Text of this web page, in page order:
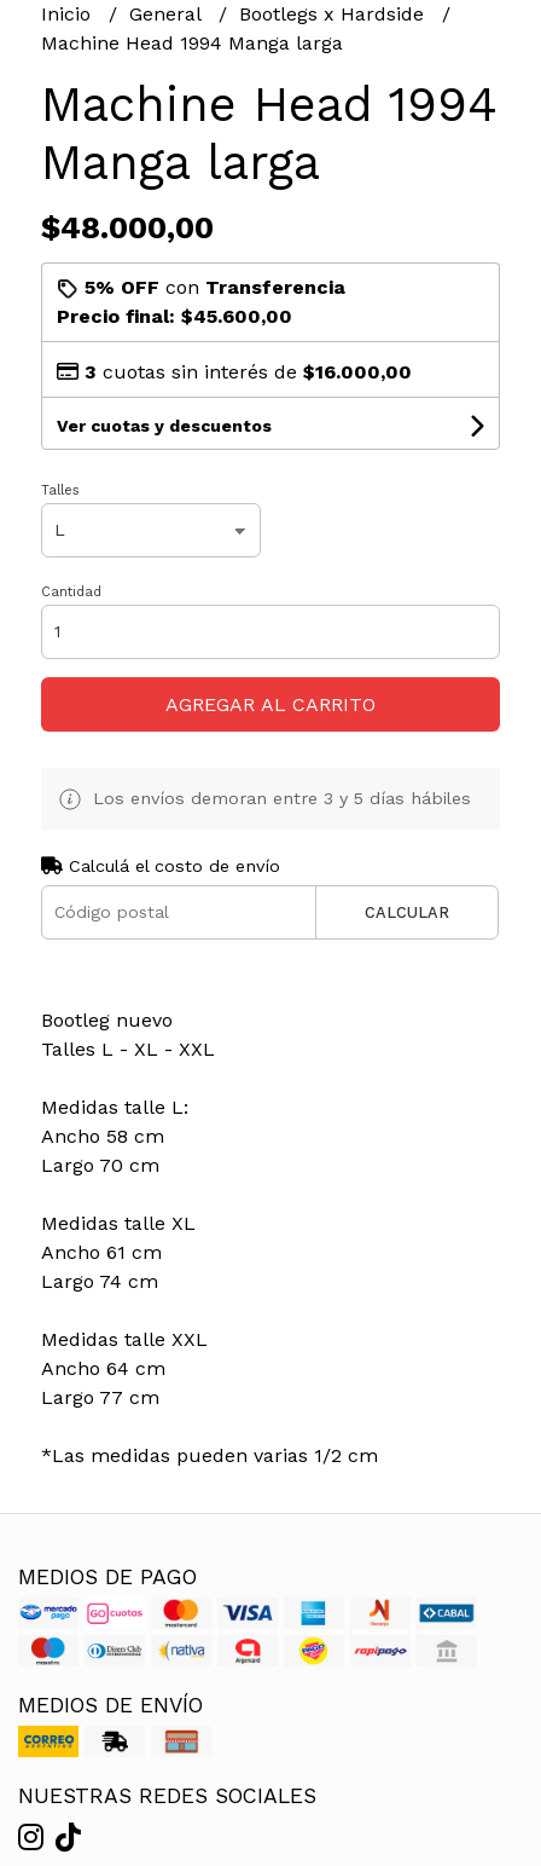
Inicio General
Bootlegs x Hardside
Machine Head 1994 Manga larga
Machine Head 1994
Manga larga
$48.000,00
5% OFF con Transferencia
Precio final: $45.600,00
3 cuotas sin interés de $16.000,00
Ver cuotas y descuentos
Talles
Cantidad
AGREGAR AL CARRITO
Los envíos demoran entre 3 y 5 días hábiles
Calculá el costo de envío
CALCULAR
Bootleg nuevo
Talles L - XL - XXL
Medidas talle L:
Ancho 58 cm
Largo 70 cm
Medidas talle XL
Ancho 61 cm
Largo 74 cm
Medidas talle XXL
Ancho 64 cm
Largo 77 cm
*Las medidas pueden varias 1/2 cm
MEDIOS DE PAGO
MEDIOS DE ENVÍO
NUESTRAS REDES SOCIALES